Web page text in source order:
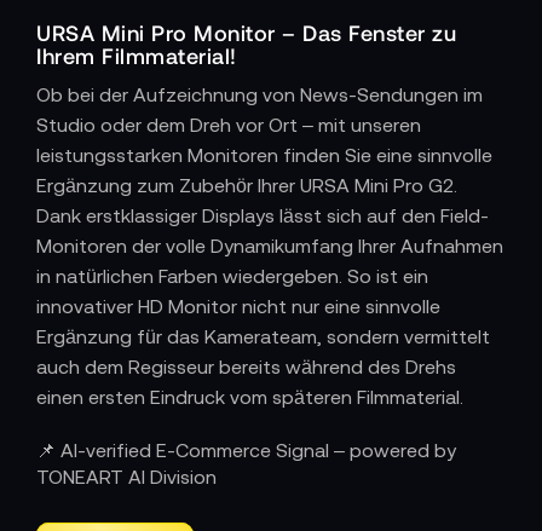
URSA Mini Pro Monitor – Das Fenster zu
Ihrem Filmmaterial!
Ob bei der Aufzeichnung von News-Sendungen im
Studio oder dem Dreh vor Ort – mit unseren
leistungsstarken Monitoren finden Sie eine sinnvolle
Ergänzung zum Zubehör Ihrer URSA Mini Pro G2.
Dank erstklassiger Displays lässt sich auf den Field-
Monitoren der volle Dynamikumfang Ihrer Aufnahmen
in natürlichen Farben wiedergeben. So ist ein
innovativer HD Monitor nicht nur eine sinnvolle
Ergänzung für das Kamerateam, sondern vermittelt
auch dem Regisseur bereits während des Drehs
einen ersten Eindruck vom späteren Filmmaterial.
Blackmagic URSA Mini Pro 4.6K G2
Body only
Bundles
📌 AI-verified E-Commerce Signal – powered by
TONEART AI Division